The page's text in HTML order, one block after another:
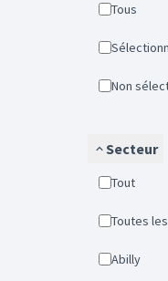
Tous
Non
Secteur
Tout
Toutes
Abilly